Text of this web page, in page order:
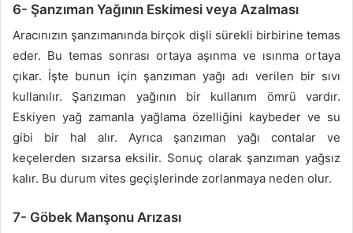
6- Şanzıman Yağının Eskimesi veya Azalması
Aracınızın şanzımanında birçok dişli sürekli birbirine temas
eder. Bu temas sonrası ortaya aşınma ve ısınma ortaya
çıkar. İşte bunun için şanzıman yağı adı verilen bir sıvı
kullanılır. Şanzıman yağının bir kullanım ömrü vardır.
Eskiyen yağ zamanla yağlama özelliğini kaybeder ve su
gibi bir hal alır. Ayrıca şanzıman yağı contalar ve
keçelerden sızarsa eksilir. Sonuç olarak şanzıman yağsız
kalır. Bu durum vites geçişlerinde zorlanmaya neden olur.
7- Göbek Manşonu Arızası